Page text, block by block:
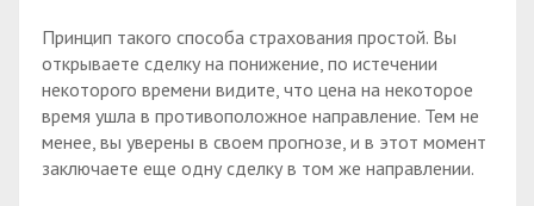
Принцип такого способа страхования простой. Вы
открываете сделку на понижение, по истечении
некоторого времени видите, что цена на некоторое
время ушла в противоположное направление. Тем не
менее, вы уверены в своем прогнозе, и в этот момент
заключаете еще одну сделку в том же направлении.